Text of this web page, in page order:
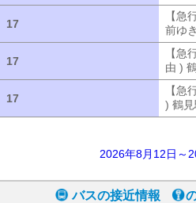
17
【急
前ゆき
17
【急
由 )
17
【急
) 鶴見
2026年8月12日～
バスの接近情報